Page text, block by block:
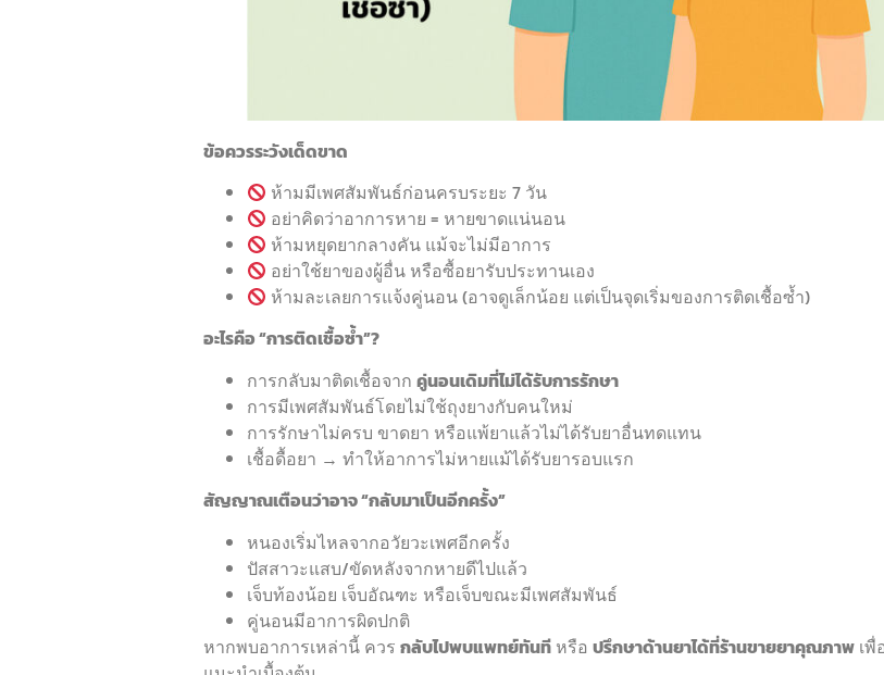
ข้อควรระวังเด็ดขาด
ห้ามมีเพศสัมพันธ์ก่อนครบระยะ 7 วัน
อย่าคิดว่าอาการหาย = หายขาดแน่นอน
ห้ามหยุดยากลางคัน แม้จะไม่มีอาการ
อย่าใช้ยาของผู้อื่น หรือซื้อยารับประทานเอง
ห้ามละเลยการแจ้งคู่นอน (อาจดูเล็กน้อย แต่เป็นจุดเริ่มของการติดเชื้อซ้ำ)
อะไรคือ “การติดเชื้อซ้ำ”?
การกลับมาติดเชื้อจาก คู่นอนเดิมที่ไม่ได้รับการรักษา
การมีเพศสัมพันธ์โดยไม่ใช้ถุงยางกับคนใหม่
การรักษาไม่ครบ ขาดยา หรือแพ้ยาแล้วไม่ได้รับยาอื่นทดแทน
เชื้อดื้อยา → ทำให้อาการไม่หายแม้ได้รับยารอบแรก
สัญญาณเตือนว่าอาจ “กลับมาเป็นอีกครั้ง”
หนองเริ่มไหลจากอวัยวะเพศอีกครั้ง
ปัสสาวะแสบ/ขัดหลังจากหายดีไปแล้ว
เจ็บท้องน้อย เจ็บอัณฑะ หรือเจ็บขณะมีเพศสัมพันธ์
คู่นอนมีอาการผิดปกติ
หากพบอาการเหล่านี้ ควร กลับไปพบแพทย์ทันที หรือ ปรึกษาด้านยาได้ที่ร้านขายยาคุณภาพ เ